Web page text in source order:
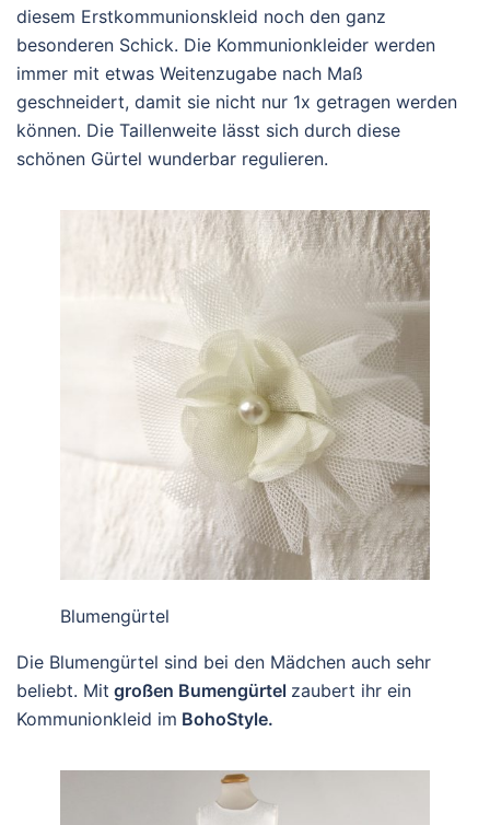
diesem Erstkommunionskleid noch den ganz
besonderen Schick. Die Kommunionkleider werden
immer mit etwas Weitenzugabe nach Maß
geschneidert, damit sie nicht nur 1x getragen werden
können. Die Taillenweite lässt sich durch diese
schönen Gürtel wunderbar regulieren.
Blumengürtel
Die Blumengürtel sind bei den Mädchen auch sehr
beliebt. Mit großen Bumengürtel zaubert ihr ein
Kommunionkleid im BohoStyle.